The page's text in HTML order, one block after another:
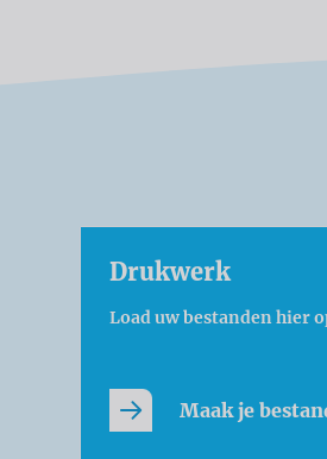
Drukwerk
Load uw bestanden hier
Maak je